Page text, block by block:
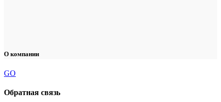
О компании
GO
Обратная связь